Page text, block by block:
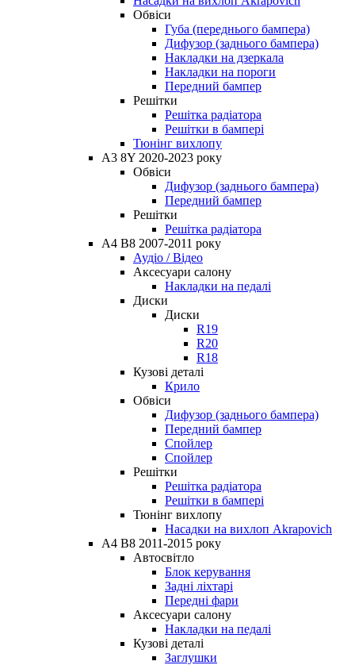
Обвіси
Губа (переднього бампера)
Дифузор (заднього бампера)
Накладки на дзеркала
Накладки на пороги
Передний бампер
Решітки
Решітка радіатора
Решітки в бампері
Тюнінг вихлопу
A3 8Y 2020-2023 року
Обвіси
Дифузор (заднього бампера)
Передний бампер
Решітки
Решітка радіатора
A4 B8 2007-2011 року
Аудіо / Відео
Аксесуари салону
Накладки на педалі
Диски
Диски
R19
R20
R18
Кузові деталі
Крило
Обвіси
Дифузор (заднього бампера)
Передний бампер
Спойлер
Спойлер
Решітки
Решітка радіатора
Решітки в бампері
Тюнінг вихлопу
Насадки на вихлоп Akrapovich
A4 B8 2011-2015 року
Автосвітло
Блок керування
Задні ліхтарі
Передні фари
Аксесуари салону
Накладки на педалі
Кузові деталі
Заглушки